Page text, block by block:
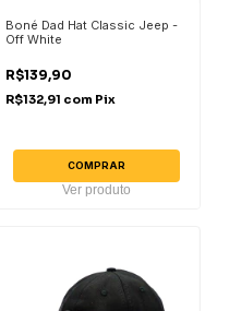
Boné Dad Hat Classic Jeep -
Off White
R$139,90
R$132,91 com Pix
COMPRAR
Ver produto